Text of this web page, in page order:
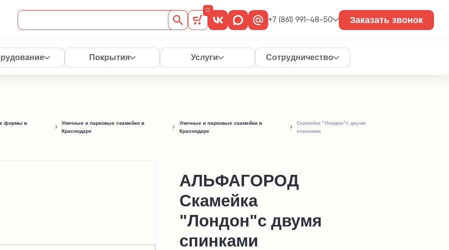
0
+7 (861) 991-48-50 Заказать звонок
Покрытия Услуги Сотрудничество
формы в
Уличные и парковые скамейки в
Краснодаре
Уличные и парковые скамейки в
Краснодаре
Скамейка "Лондон"с двумя
спинками
АЛЬФАГОРОД
Скамейка
"Лондон"с двумя
спинками